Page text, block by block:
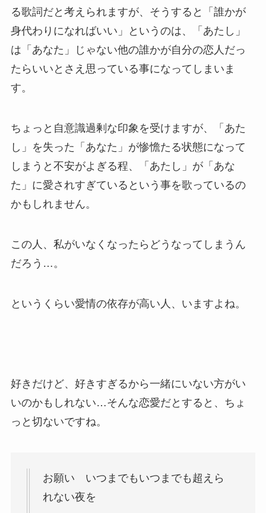
る歌詞だと考えられますが、そうすると「誰かが
身代わりになればいい」というのは、「あたし」
は「あなた」じゃない他の誰かが自分の恋人だっ
たらいいとさえ思っている事になってしまいま
す。
ちょっと自意識過剰な印象を受けますが、「あた
し」を失った「あなた」が惨憺たる状態になって
しまうと不安がよぎる程、「あたし」が「あな
た」に愛されすぎているという事を歌っているの
かもしれません。
この人、私がいなくなったらどうなってしまうん
だろう…。
というくらい愛情の依存が高い人、いますよね。
好きだけど、好きすぎるから一緒にいない方がい
いのかもしれない…そんな恋愛だとすると、ちょ
っと切ないですね。
お願い いつまでもいつまでも超えら
れない夜を